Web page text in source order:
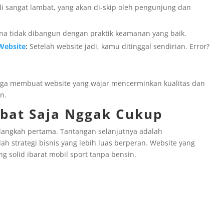
sangat lambat, yang akan di-skip oleh pengunjung dan
tidak dibangun dengan praktik keamanan yang baik.
: Setelah website jadi, kamu ditinggal sendirian. Error?
membuat website yang wajar mencerminkan kualitas dan
Saja Nggak Cukup
pertama. Tantangan selanjutnya adalah
strategi bisnis yang lebih luas berperan. Website yang
solid ibarat mobil sport tanpa bensin.